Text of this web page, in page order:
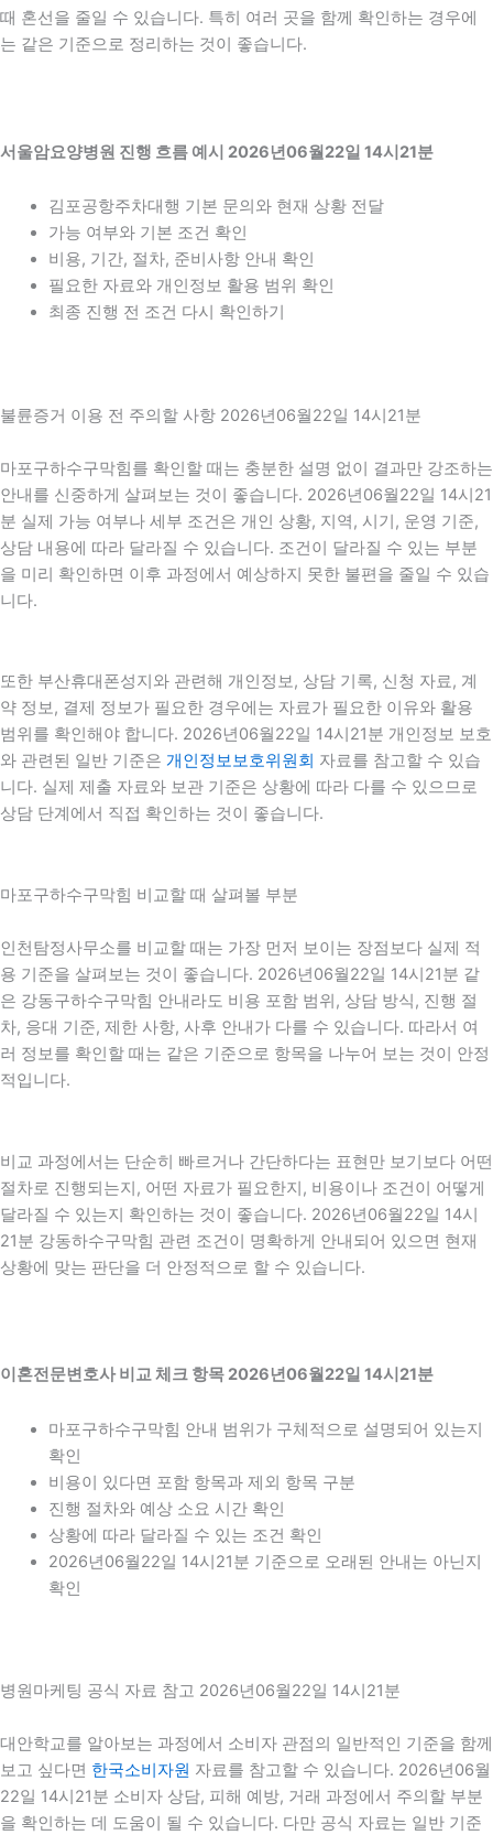
때 혼선을 줄일 수 있습니다. 특히 여러 곳을 함께 확인하는 경우에
는 같은 기준으로 정리하는 것이 좋습니다.
서울암요양병원 진행 흐름 예시 2026년06월22일 14시21분
김포공항주차대행 기본 문의와 현재 상황 전달
가능 여부와 기본 조건 확인
비용, 기간, 절차, 준비사항 안내 확인
필요한 자료와 개인정보 활용 범위 확인
최종 진행 전 조건 다시 확인하기
불륜증거 이용 전 주의할 사항 2026년06월22일 14시21분
마포구하수구막힘를 확인할 때는 충분한 설명 없이 결과만 강조하는
안내를 신중하게 살펴보는 것이 좋습니다. 2026년06월22일 14시21
분 실제 가능 여부나 세부 조건은 개인 상황, 지역, 시기, 운영 기준,
상담 내용에 따라 달라질 수 있습니다. 조건이 달라질 수 있는 부분
을 미리 확인하면 이후 과정에서 예상하지 못한 불편을 줄일 수 있습
니다.
또한 부산휴대폰성지와 관련해 개인정보, 상담 기록, 신청 자료, 계
약 정보, 결제 정보가 필요한 경우에는 자료가 필요한 이유와 활용
범위를 확인해야 합니다. 2026년06월22일 14시21분 개인정보 보호
와 관련된 일반 기준은 개인정보보호위원회 자료를 참고할 수 있습
니다. 실제 제출 자료와 보관 기준은 상황에 따라 다를 수 있으므로
상담 단계에서 직접 확인하는 것이 좋습니다.
마포구하수구막힘 비교할 때 살펴볼 부분
인천탐정사무소를 비교할 때는 가장 먼저 보이는 장점보다 실제 적
용 기준을 살펴보는 것이 좋습니다. 2026년06월22일 14시21분 같
은 강동구하수구막힘 안내라도 비용 포함 범위, 상담 방식, 진행 절
차, 응대 기준, 제한 사항, 사후 안내가 다를 수 있습니다. 따라서 여
러 정보를 확인할 때는 같은 기준으로 항목을 나누어 보는 것이 안정
적입니다.
비교 과정에서는 단순히 빠르거나 간단하다는 표현만 보기보다 어떤
절차로 진행되는지, 어떤 자료가 필요한지, 비용이나 조건이 어떻게
달라질 수 있는지 확인하는 것이 좋습니다. 2026년06월22일 14시
21분 강동하수구막힘 관련 조건이 명확하게 안내되어 있으면 현재
상황에 맞는 판단을 더 안정적으로 할 수 있습니다.
이혼전문변호사 비교 체크 항목 2026년06월22일 14시21분
마포구하수구막힘 안내 범위가 구체적으로 설명되어 있는지
확인
비용이 있다면 포함 항목과 제외 항목 구분
진행 절차와 예상 소요 시간 확인
상황에 따라 달라질 수 있는 조건 확인
2026년06월22일 14시21분 기준으로 오래된 안내는 아닌지
확인
병원마케팅 공식 자료 참고 2026년06월22일 14시21분
대안학교를 알아보는 과정에서 소비자 관점의 일반적인 기준을 함께
보고 싶다면 한국소비자원 자료를 참고할 수 있습니다. 2026년06월
22일 14시21분 소비자 상담, 피해 예방, 거래 과정에서 주의할 부분
을 확인하는 데 도움이 될 수 있습니다. 다만 공식 자료는 일반 기준